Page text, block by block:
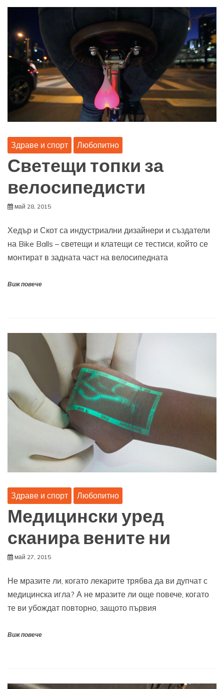
Здраве и спорт Любопитно
Светещи топки за
велосипедисти
май 28, 2015
Хедър и Скот са индустриални дизайнери и създатели
на Bike Balls – светещи и клатещи се тестиси, който се
монтират в задната част на велосипедната
Виж повече
Здраве и спорт Любопитно
Медицински уред
сканира вените ни
май 27, 2015
Не мразите ли, когато лекарите трябва да ви дупчат с
медицинска игла? А не мразите ли още повече, когато
те ви убождат повторно, защото първия
Виж повече